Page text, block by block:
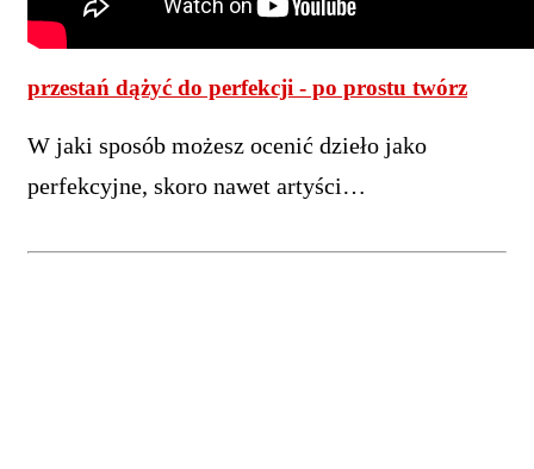
przestań dążyć do perfekcji - po prostu twórz
W jaki sposób możesz ocenić dzieło jako
perfekcyjne, skoro nawet artyści…